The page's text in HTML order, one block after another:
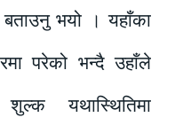
भयो । यहाँका
परेको भन्दै उहाँले
यथास्थितिमा